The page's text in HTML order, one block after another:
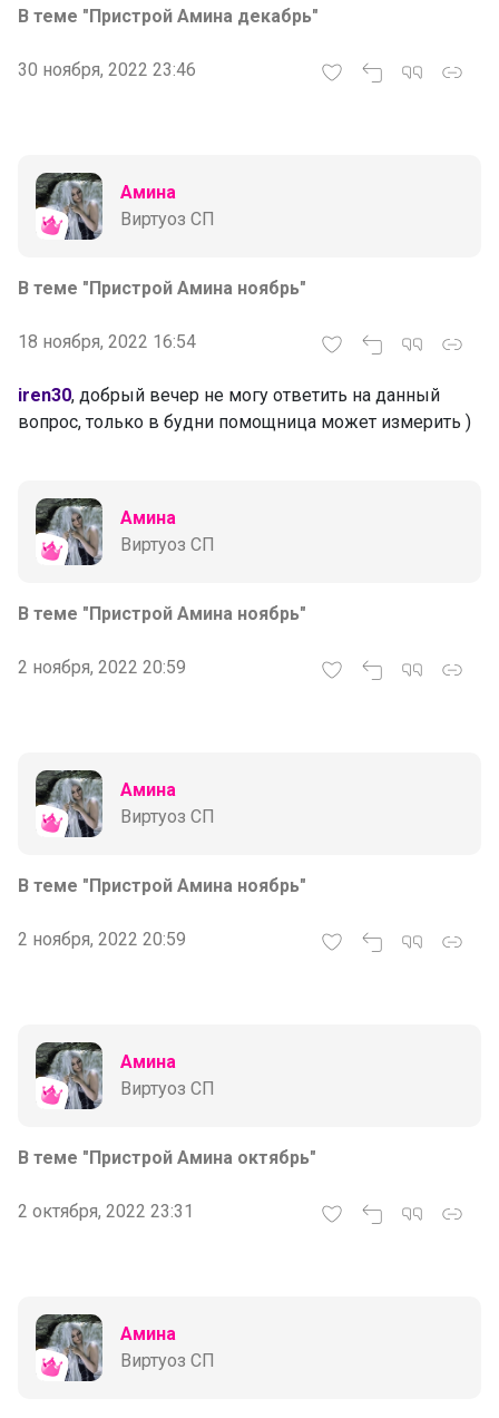
В теме "Пристрой Амина декабрь"
30 ноября, 2022 23:46
Амина
Виртуоз СП
В теме "Пристрой Амина ноябрь"
18 ноября, 2022 16:54
iren30, добрый вечер не могу ответить на данный
вопрос, только в будни помощница может измерить )
Амина
Виртуоз СП
В теме "Пристрой Амина ноябрь"
2 ноября, 2022 20:59
Амина
Виртуоз СП
В теме "Пристрой Амина ноябрь"
2 ноября, 2022 20:59
Амина
Виртуоз СП
В теме "Пристрой Амина октябрь"
2 октября, 2022 23:31
Амина
Виртуоз СП